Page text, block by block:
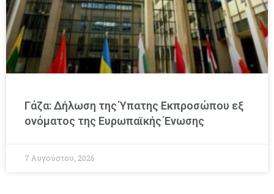
Γάζα: Δήλωση της Ύπατης Εκπροσώπου εξ
ονόματος της Ευρωπαϊκής Ένωσης
7 Αυγούστου, 2026